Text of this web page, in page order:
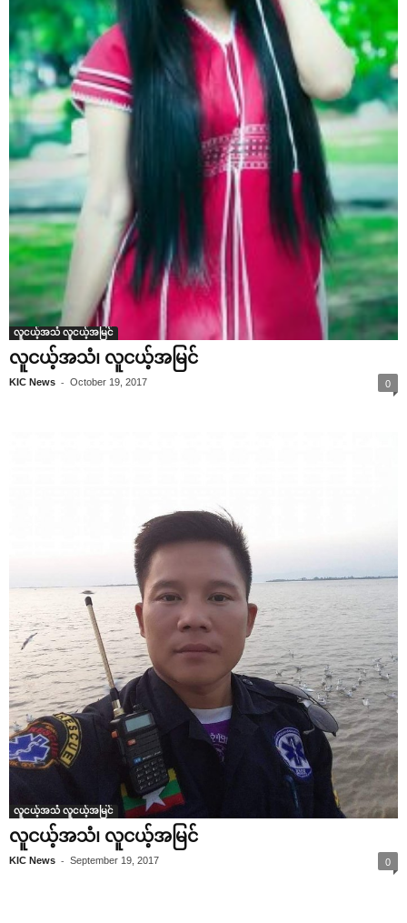
လူငယ့်အသံ လူငယ့်အမြင်
လူငယ့်အသံ၊ လူငယ့်အမြင်
KIC News - October 19, 2017 0
လူငယ့်အသံ လူငယ့်အမြင်
လူငယ့်အသံ၊ လူငယ့်အမြင်
KIC News - September 19, 2017 0